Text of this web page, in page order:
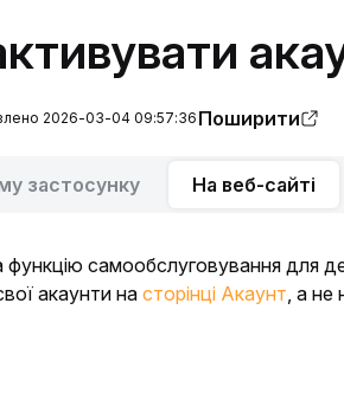
2026-03-04 09:57:36Поширити
застосунку На веб-сайті
функцію самообслуговування для
акаунти на сторінці Акаунт, а не